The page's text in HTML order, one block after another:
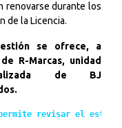
renovarse durante los
de la Licencia.
se ofrece, a
R-Marcas, unidad
de BJ
permite revisar el